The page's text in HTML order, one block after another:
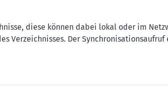
diese können dabei lokal oder im
Verzeichnisses. Der